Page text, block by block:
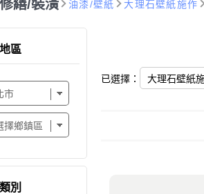
繕/裝潢 油漆/壁紙 大理石壁紙施作
已選擇： 大理石壁紙
區
別